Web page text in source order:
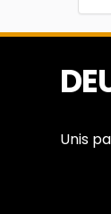
Unis